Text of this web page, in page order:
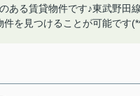
ある賃貸物件です♪東武野田
を見つけることが可能です